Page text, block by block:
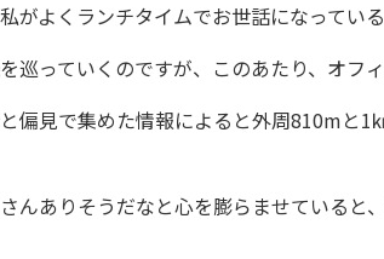
がよくランチタイムでお世話になってい
巡っていくのですが、このあたり、オフ
偏見で集めた情報によると外周810mと
んありそうだなと心を膨らませていると